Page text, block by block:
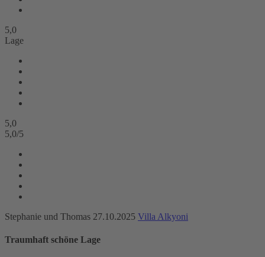
5,0
Lage
5,0
5,0/5
Stephanie und Thomas 27.10.2025 Villa Alkyoni
Traumhaft schöne Lage